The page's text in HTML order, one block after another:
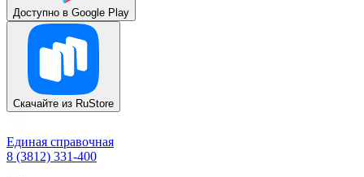
Доступно в Google Play
Скачайте из RuStore
Единая справочная
8 (3812) 331-400